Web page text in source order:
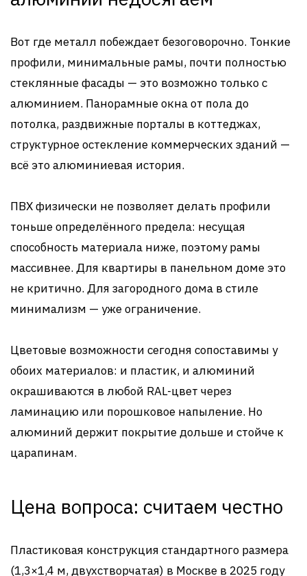
Вот где металл побеждает безоговорочно. Тонкие
профили, минимальные рамы, почти полностью
стеклянные фасады — это возможно только с
алюминием. Панорамные окна от пола до
потолка, раздвижные порталы в коттеджах,
структурное остекление коммерческих зданий —
всё это алюминиевая история.
ПВХ физически не позволяет делать профили
тоньше определённого предела: несущая
способность материала ниже, поэтому рамы
массивнее. Для квартиры в панельном доме это
не критично. Для загородного дома в стиле
минимализм — уже ограничение.
Цветовые возможности сегодня сопоставимы у
обоих материалов: и пластик, и алюминий
окрашиваются в любой RAL-цвет через
ламинацию или порошковое напыление. Но
алюминий держит покрытие дольше и стойче к
царапинам.
Цена вопроса: считаем честно
Пластиковая конструкция стандартного размера
(1,3×1,4 м, двухстворчатая) в Москве в 2025 году